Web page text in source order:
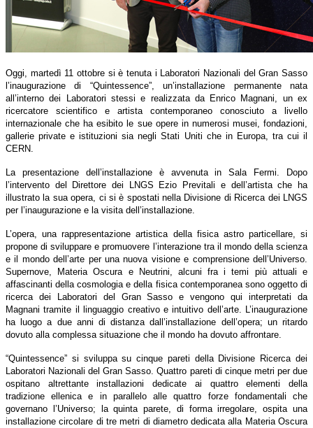
Oggi, martedì 11 ottobre si è tenuta i Laboratori Nazionali del Gran Sasso
l’inaugurazione di “Quintessence”, un’installazione permanente nata
all’interno dei Laboratori stessi e realizzata da Enrico Magnani, un ex
ricercatore scientifico e artista contemporaneo conosciuto a livello
internazionale che ha esibito le sue opere in numerosi musei, fondazioni,
gallerie private e istituzioni sia negli Stati Uniti che in Europa, tra cui il
CERN.
La presentazione dell’installazione è avvenuta in Sala Fermi. Dopo
l’intervento del Direttore dei LNGS Ezio Previtali e dell’artista che ha
illustrato la sua opera, ci si è spostati nella Divisione di Ricerca dei LNGS
per l’inaugurazione e la visita dell’installazione.
L’opera, una rappresentazione artistica della fisica astro particellare, si
propone di sviluppare e promuovere l’interazione tra il mondo della scienza
e il mondo dell’arte per una nuova visione e comprensione dell’Universo.
Supernove, Materia Oscura e Neutrini, alcuni fra i temi più attuali e
affascinanti della cosmologia e della fisica contemporanea sono oggetto di
ricerca dei Laboratori del Gran Sasso e vengono qui interpretati da
Magnani tramite il linguaggio creativo e intuitivo dell’arte. L’inaugurazione
ha luogo a due anni di distanza dall’installazione dell’opera; un ritardo
dovuto alla complessa situazione che il mondo ha dovuto affrontare.
“Quintessence” si sviluppa su cinque pareti della Divisione Ricerca dei
Laboratori Nazionali del Gran Sasso. Quattro pareti di cinque metri per due
ospitano altrettante installazioni dedicate ai quattro elementi della
tradizione ellenica e in parallelo alle quattro forze fondamentali che
governano l’Universo; la quinta parete, di forma irregolare, ospita una
installazione circolare di tre metri di diametro dedicata alla Materia Oscura